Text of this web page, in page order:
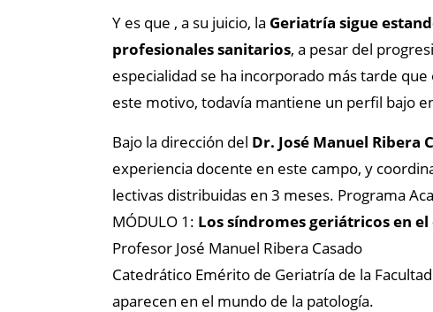
Y es que , a su juicio, la Geriatría sigue
profesionales sanitarios, a pesar del
especialidad se ha incorporado más tarde
este motivo, todavía mantiene un perfil bajo
Bajo la dirección del Dr. José Manuel Ribera
experiencia docente en este campo, y
lectivas distribuidas en 3 meses. Programa
MÓDULO 1: Los síndromes geriátricos en
Profesor José Manuel Ribera Casado
Catedrático Emérito de Geriatría de la
aparecen en el mundo de la patología.